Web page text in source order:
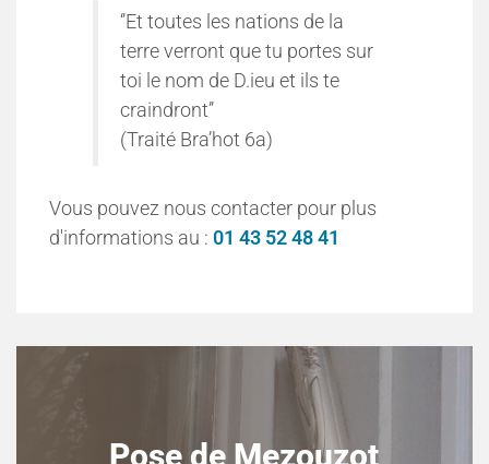
‘’Et toutes les nations de la
terre verront que tu portes sur
toi le nom de D.ieu et ils te
craindront’’
(Traité Bra’hot 6a)
Vous pouvez nous contacter pour plus
d'informations au : 01 43 52 48 41
Pose de Mezouzot